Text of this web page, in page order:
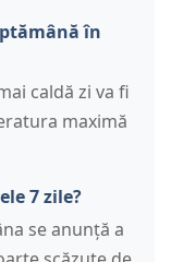
în
caldă zi va fi
maximă
7 zile?
se anunță a